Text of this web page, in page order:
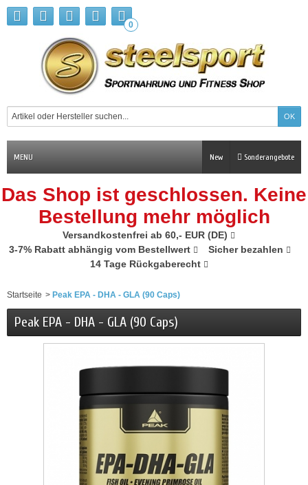
0
MENU Sonderangebote
New
Das Shop ist geschlossen. Keine
Bestellung mehr möglich
Versandkostenfrei ab 60,- EUR (DE)
3-7% Rabatt abhängig vom Bestellwert
Sicher bezahlen
14 Tage Rückgaberecht
Startseite > Peak EPA - DHA - GLA (90 Caps)
Peak EPA - DHA - GLA (90 Caps)